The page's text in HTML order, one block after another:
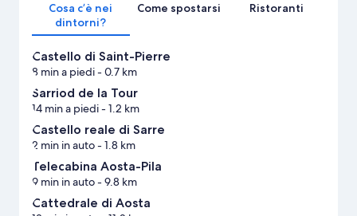
Cosa c’è nei
dintorni?
Come spostarsi Ristoranti
Castello di Saint-Pierre
8 min a piedi- 0.7 km
Sarriod de la Tour
14 min a piedi- 1.2 km
Castello reale di Sarre
2 min in auto- 1.8 km
Telecabina Aosta-Pila
9 min in auto- 9.8 km
Cattedrale di Aosta